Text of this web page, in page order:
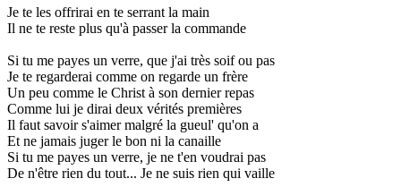
Je te les offrirai en te serrant la main
Il ne te reste plus qu'à passer la commande
Si tu me payes un verre, que j'ai très soif ou pas
Je te regarderai comme on regarde un frère
Un peu comme le Christ à son dernier repas
Comme lui je dirai deux vérités premières
Il faut savoir s'aimer malgré la gueul' qu'on a
Et ne jamais juger le bon ni la canaille
Si tu me payes un verre, je ne t'en voudrai pas
De n'être rien du tout... Je ne suis rien qui vaille